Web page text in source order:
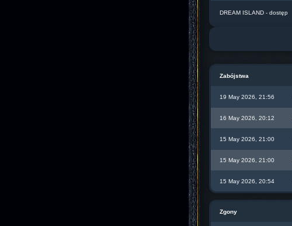
DREAM ISLAND - dostęp
Zabójstwa
19 May 2026, 21:56
16 May 2026, 20:12
15 May 2026, 21:00
15 May 2026, 21:00
15 May 2026, 20:54
Zgony